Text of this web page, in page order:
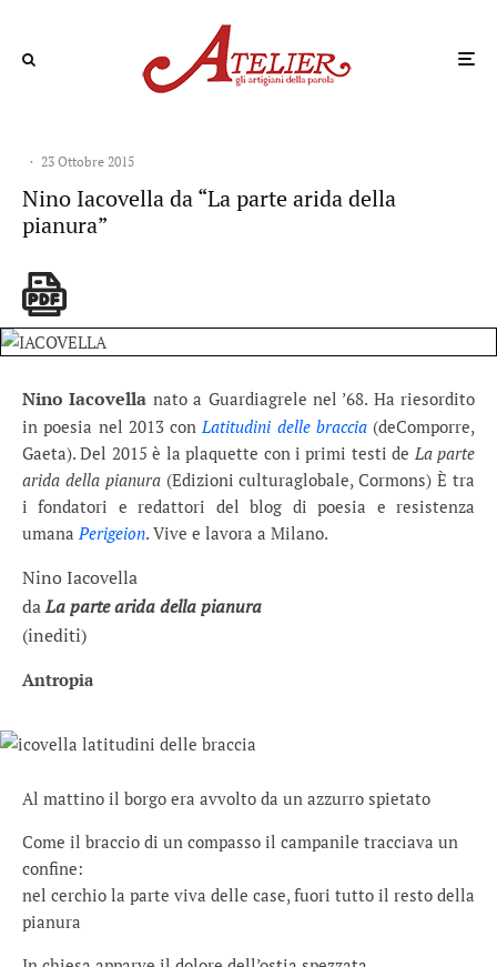
· 23 Ottobre 2015
Nino Iacovella da “La parte arida della
pianura”
Nino Iacovella nato a Guardiagrele nel ’68. Ha riesordito
in poesia nel 2013 conLatitudini delle braccia (deComporre,
Gaeta). Del 2015 è la plaquette con i primi testi de La parte
arida della pianura(Edizioni culturaglobale, Cormons) È tra
i fondatori e redattori del blog di poesia e resistenza
umanaPerigeion. Vive e lavora a Milano.
Nino Iacovella
daLa parte arida della pianura
(inediti)
Antropia
Al mattino il borgo era avvolto da un azzurro spietato
Come il braccio di un compasso il campanile tracciava un
confine:
nel cerchio la parte viva delle case, fuori tutto il resto della
pianura